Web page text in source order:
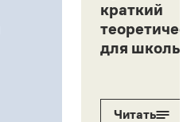
краткий
для
Читать